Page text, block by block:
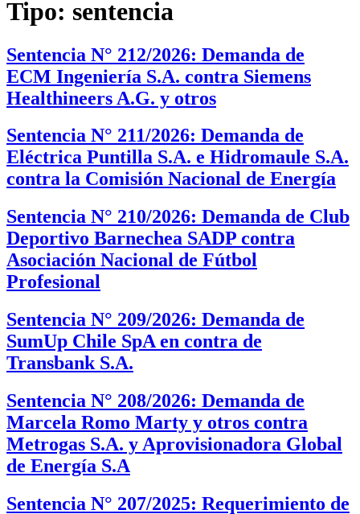
Tipo: sentencia
Sentencia N° 212/2026: Demanda de
ECM Ingeniería S.A. contra Siemens
Healthineers A.G. y otros
Sentencia N° 211/2026: Demanda de
Eléctrica Puntilla S.A. e Hidromaule S.A.
contra la Comisión Nacional de Energía
Sentencia N° 210/2026: Demanda de Club
Deportivo Barnechea SADP contra
Asociación Nacional de Fútbol
Profesional
Sentencia N° 209/2026: Demanda de
SumUp Chile SpA en contra de
Transbank S.A.
Sentencia N° 208/2026: Demanda de
Marcela Romo Marty y otros contra
Metrogas S.A. y Aprovisionadora Global
de Energía S.A
Sentencia N° 207/2025: Requerimiento de